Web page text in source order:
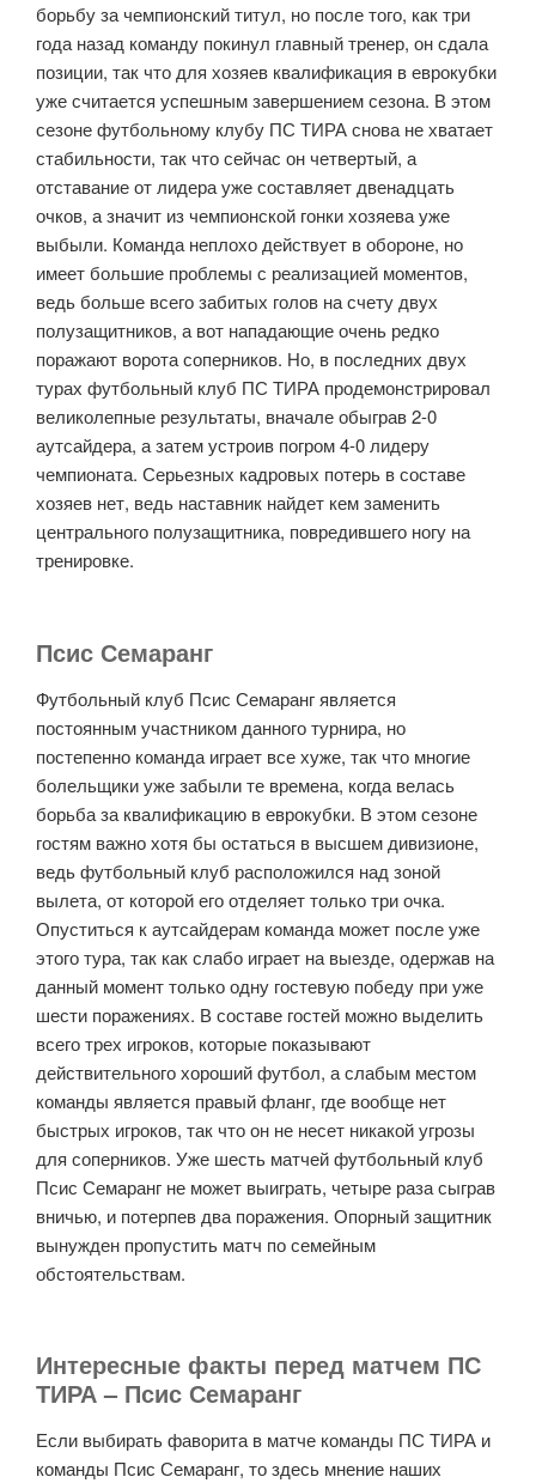
борьбу за чемпионский титул, но после того, как три
года назад команду покинул главный тренер, он сдала
позиции, так что для хозяев квалификация в еврокубки
уже считается успешным завершением сезона. В этом
сезоне футбольному клубу ПС ТИРА снова не хватает
стабильности, так что сейчас он четвертый, а
отставание от лидера уже составляет двенадцать
очков, а значит из чемпионской гонки хозяева уже
выбыли. Команда неплохо действует в обороне, но
имеет большие проблемы с реализацией моментов,
ведь больше всего забитых голов на счету двух
полузащитников, а вот нападающие очень редко
поражают ворота соперников. Но, в последних двух
турах футбольный клуб ПС ТИРА продемонстрировал
великолепные результаты, вначале обыграв 2-0
аутсайдера, а затем устроив погром 4-0 лидеру
чемпионата. Серьезных кадровых потерь в составе
хозяев нет, ведь наставник найдет кем заменить
центрального полузащитника, повредившего ногу на
тренировке.
Псис Семаранг
Футбольный клуб Псис Семаранг является
постоянным участником данного турнира, но
постепенно команда играет все хуже, так что многие
болельщики уже забыли те времена, когда велась
борьба за квалификацию в еврокубки. В этом сезоне
гостям важно хотя бы остаться в высшем дивизионе,
ведь футбольный клуб расположился над зоной
вылета, от которой его отделяет только три очка.
Опуститься к аутсайдерам команда может после уже
этого тура, так как слабо играет на выезде, одержав на
данный момент только одну гостевую победу при уже
шести поражениях. В составе гостей можно выделить
всего трех игроков, которые показывают
действительного хороший футбол, а слабым местом
команды является правый фланг, где вообще нет
быстрых игроков, так что он не несет никакой угрозы
для соперников. Уже шесть матчей футбольный клуб
Псис Семаранг не может выиграть, четыре раза сыграв
вничью, и потерпев два поражения. Опорный защитник
вынужден пропустить матч по семейным
обстоятельствам.
Интересные факты перед матчем ПС
ТИРА – Псис Семаранг
Если выбирать фаворита в матче команды ПС ТИРА и
команды Псис Семаранг, то здесь мнение наших